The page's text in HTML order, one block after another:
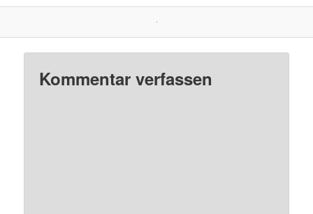
Kommentar verfassen